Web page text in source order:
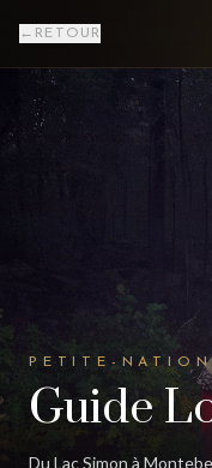
← RETOUR
PETITE-
Guide
Du Lac Simon à